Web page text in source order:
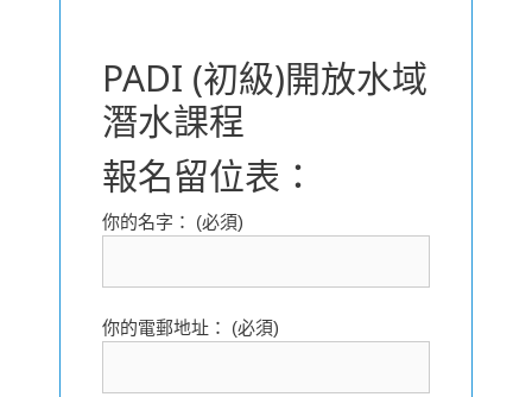
PADI (初級)開放水域
潛水課程
報名留位表：
你的名字： (必須)
你的電郵地址： (必須)